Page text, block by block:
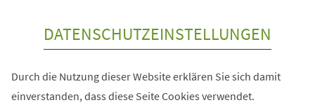
DATENSCHUTZEINSTELLUNGEN
Durch die Nutzung dieser Website erklären Sie sich damit
einverstanden, dass diese Seite Cookies verwendet.